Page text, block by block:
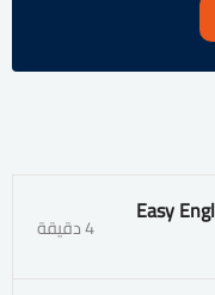
1. Easy 4 دقيقة